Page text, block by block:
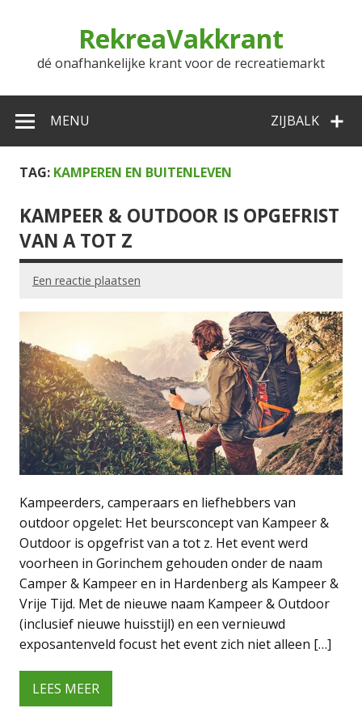
RekreaVakkrant
dé onafhankelijke krant voor de recreatiemarkt
ZIJBALK
MENU
TAG: KAMPEREN EN BUITENLEVEN
KAMPEER & OUTDOOR IS OPGEFRIST
VAN A TOT Z
Een reactie plaatsen
Kampeerders, camperaars en liefhebbers van
outdoor opgelet: Het beursconcept van Kampeer &
Outdoor is opgefrist van a tot z. Het event werd
voorheen in Gorinchem gehouden onder de naam
Camper & Kampeer en in Hardenberg als Kampeer &
Vrije Tijd. Met de nieuwe naam Kampeer & Outdoor
(inclusief nieuwe huisstijl) en een vernieuwd
exposantenveld focust het event zich niet alleen […]
LEES MEER